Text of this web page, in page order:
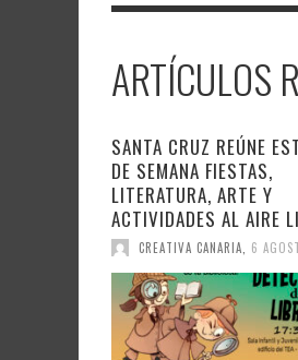
ARTÍCULOS
SANTA CRUZ REÚNE
DE SEMANA FIESTAS,
LITERATURA, ARTE Y
ACTIVIDADES AL AIRE
CREATIVA CANARIA 6